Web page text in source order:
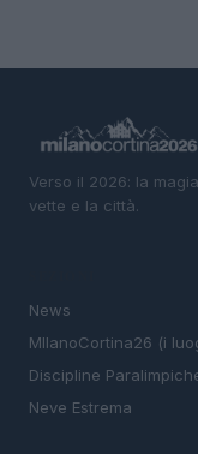
Verso il 2026: la
vette e la città.
News
MIlanoCortina26 (i
Discipline
Neve Estrema